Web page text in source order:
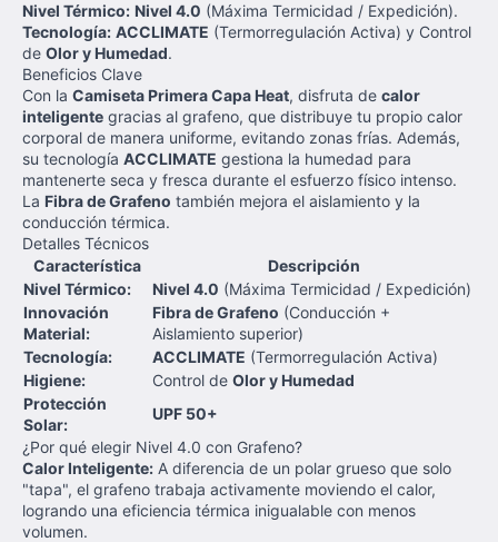
Nivel Térmico: Nivel 4.0 (Máxima Termicidad / Expedición).
Tecnología: ACCLIMATE (Termorregulación Activa) y Control
de Olor y Humedad.
Beneficios Clave
Con la Camiseta Primera Capa Heat, disfruta de calor
inteligente gracias al grafeno, que distribuye tu propio calor
corporal de manera uniforme, evitando zonas frías. Además,
su tecnología ACCLIMATE gestiona la humedad para
mantenerte seca y fresca durante el esfuerzo físico intenso.
La Fibra de Grafeno también mejora el aislamiento y la
conducción térmica.
Detalles Técnicos
Característica
Descripción
Nivel Térmico:
Nivel 4.0 (Máxima Termicidad / Expedición)
Innovación
Material:
Fibra de Grafeno (Conducción +
Aislamiento superior)
Tecnología:
ACCLIMATE (Termorregulación Activa)
Higiene:
Control de Olor y Humedad
Protección
Solar:
UPF 50+
¿Por qué elegir Nivel 4.0 con Grafeno?
Calor Inteligente: A diferencia de un polar grueso que solo
"tapa", el grafeno trabaja activamente moviendo el calor,
logrando una eficiencia térmica inigualable con menos
volumen.